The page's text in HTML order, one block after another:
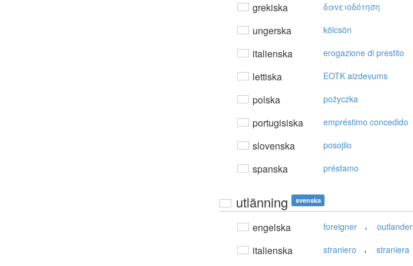
grekiska δαvειoδότηση
ungerska kölcsön
italienska erogazione di prestito
lettiska EOTK aizdevums
polska pożyczka
portugisiska empréstimo concedido
slovenska posojilo
spanska préstamo
utlänning svenska
engelska foreigner , outlander
italienska straniero , straniera